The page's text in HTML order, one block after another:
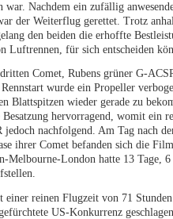
Nachdem ein zufällig
der Weiterflug gerettet. Trotz
den beiden die erhoffte
Luftrennen, für sich entscheiden
Comet, Rubens grüner G-
wurde ein Propeller
Blattspitzen wieder gerade zu
hervorragend, womit ein
nachfolgend. Am Tag nach
ihrer Comet befanden sich die
Melbourne-London hatte 13 Tage,
einer reinen Flugzeit von 71
US-Konkurrenz